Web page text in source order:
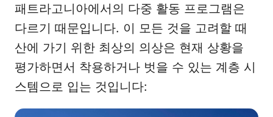
패트라고니아에서의 다중 활동 프로그램은
다르기 때문입니다. 이 모든 것을 고려할 때
산에 가기 위한 최상의 의상은 현재 상황을
평가하면서 착용하거나 벗을 수 있는 계층 시
스템으로 입는 것입니다: